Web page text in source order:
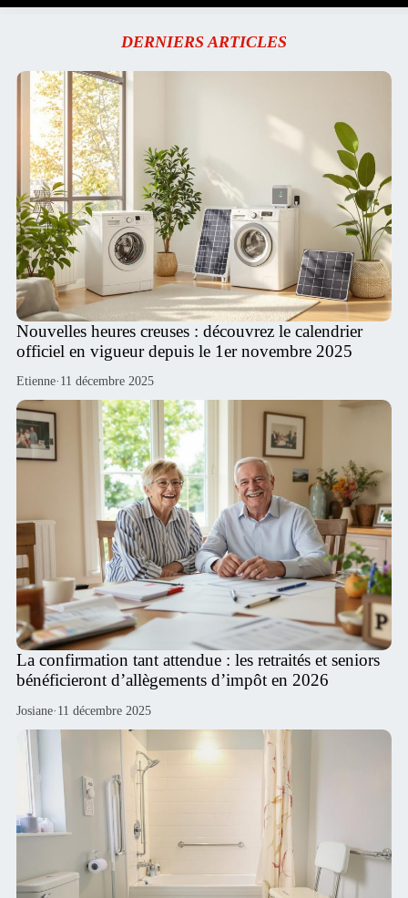
DERNIERS ARTICLES
Nouvelles heures creuses : découvrez le calendrier
officiel en vigueur depuis le 1er novembre 2025
Etienne· 11 décembre 2025
La confirmation tant attendue : les retraités et seniors
bénéficieront d’allègements d’impôt en 2026
Josiane· 11 décembre 2025